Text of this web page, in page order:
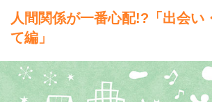
人間関係が一番心配!?「出会い
て編」